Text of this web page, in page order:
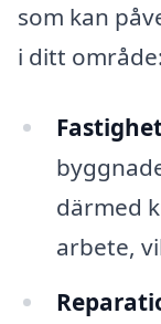
som kan
i ditt område:
därmed
arbete,